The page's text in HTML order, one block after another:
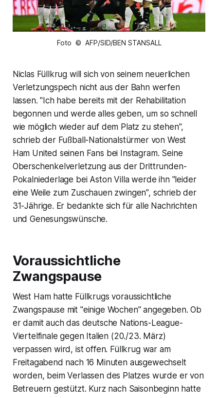
Foto © AFP/SID/BEN STANSALL
Niclas Füllkrug will sich von seinem neuerlichen
Verletzungspech nicht aus der Bahn werfen
lassen. "Ich habe bereits mit der Rehabilitation
begonnen und werde alles geben, um so schnell
wie möglich wieder auf dem Platz zu stehen",
schrieb der Fußball-Nationalstürmer von West
Ham United seinen Fans bei Instagram. Seine
Oberschenkelverletzung aus der Drittrunden-
Pokalniederlage bei Aston Villa werde ihn "leider
eine Weile zum Zuschauen zwingen", schrieb der
31-Jährige. Er bedankte sich für alle Nachrichten
und Genesungswünsche.
Voraussichtliche
Zwangspause
West Ham hatte Füllkrugs voraussichtliche
Zwangspause mit "einige Wochen" angegeben. Ob
er damit auch das deutsche Nations-League-
Viertelfinale gegen Italien (20./23. März)
verpassen wird, ist offen. Füllkrug war am
Freitagabend nach 16 Minuten ausgewechselt
worden, beim Verlassen des Platzes wurde er von
Betreuern gestützt. Kurz nach Saisonbeginn hatte